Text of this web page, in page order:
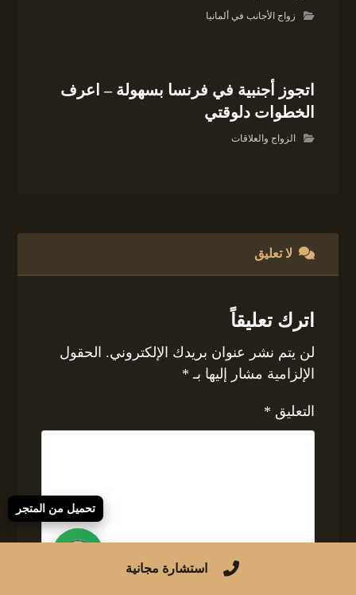
زواج الأجانب في ألمانيا
اتجوز أجنبية في فرنسا بسهولة – اعرف
الخطوات دلوقتي
الزواج والعلاقات
لا تعليق
اترك تعليقاً
لن يتم نشر عنوان بريدك الإلكتروني. الحقول
الإلزامية مشار إليها بـ *
التعليق *
استشارة مجانية
تحميل من المتجر